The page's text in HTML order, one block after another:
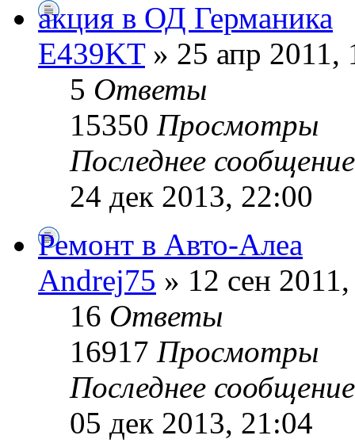
акция в ОД Германика
E439KT» 25 апр 2011,
5 Ответы
15350 Просмотры
Последнее
24 дек 2013, 22:00
Ремонт в Авто-Алеа
Andrej75 » 12 сен
16 Ответы
16917 Просмотры
Последнее
05 дек 2013, 21:04